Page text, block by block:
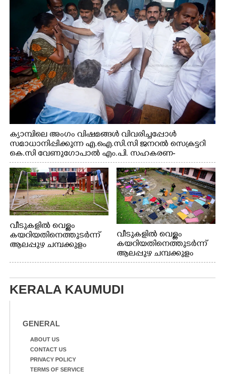
വകുപ്പ് മന്ത്രി എം. ലിജു, കൃഷിവകുപ്പ് മന്ത്രി ടി. സിദ്ദിഖ്,
റെജി ചെറിയാൻ എം. എൽ. എ എന്നിവർ സമീപം
ക്യാമ്പിലെ അംഗം വിഷമങ്ങൾ വിവരിച്ചപ്പോൾ
സമാധാനിപ്പിക്കുന്ന എ.ഐ.സി.സി ജനറൽ സെക്രട്ടറി
കെ.സി വേണുഗോപാൽ എം.പി. സഹകരണ-
എക്സൈസ് വകുപ്പ് മന്ത്രി എം. ലിജു, എന്നിവർ
വീടുകളിൽ വെള്ളം
കയറിയതിനെത്തുടർന്ന്
ആലപ്പുഴ ചമ്പക്കുളം
പോരൂക്കര സെൻട്രൽ
ക്യാമ്പിലെത്തിയവർ
വസ്ത്രങ്ങൾ
ഉണക്കാനിട്ടിരിക്കുന്ന
ഫുട്ബോൾ കളികളിൽ
കുട്ടികൾ
വീടുകളിൽ വെള്ളം
കയറിയതിനെത്തുടർന്ന്
ആലപ്പുഴ ചമ്പക്കുളം
ഫാദർ തോമസ്
ക്യാമ്പിലെത്തിയവർ മഴ
KERALA KAUMUDI
GENERAL
ABOUT US
CONTACT US
PRIVACY POLICY
TERMS OF SERVICE